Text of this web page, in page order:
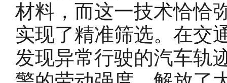
材料，而这一技术恰恰
实现了精准筛选。在交
发现异常行驶的汽车轨